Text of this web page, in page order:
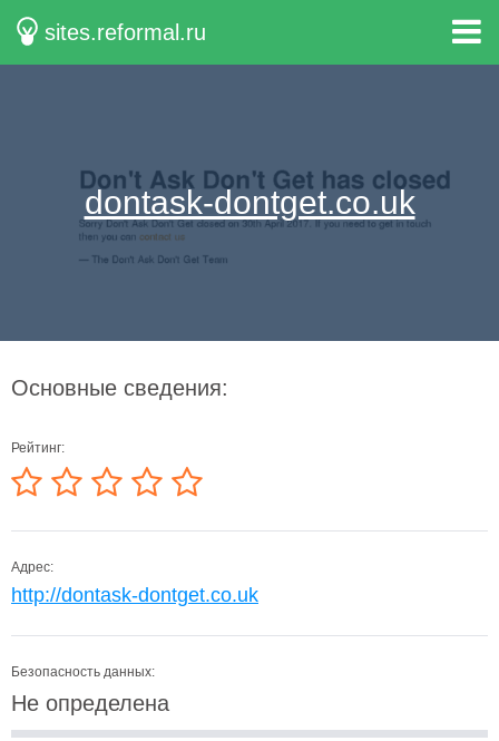
sites.reformal.ru
dontask-dontget.co.uk
Основные сведения:
Рейтинг:
Адрес:
http://dontask-dontget.co.uk
Безопасность данных:
Не определена